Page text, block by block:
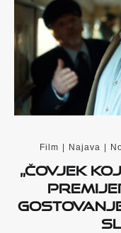
Film Najava
„Čovjek